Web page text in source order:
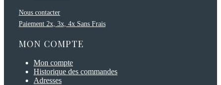
Nous contacter
Paiement 2x, 3x, 4x Sans Frais
MON COMPTE
Mon compte
Historique des commandes
Adresses